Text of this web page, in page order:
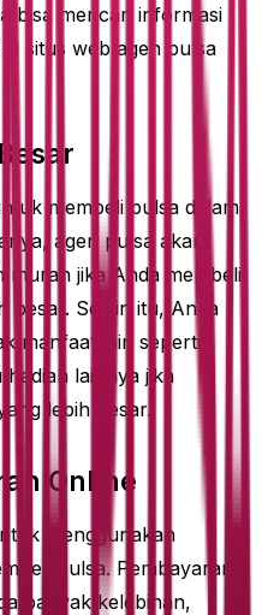
bisa mencari informasi
situs web agen pulsa
membeli pulsa dalam
agen pulsa akan
murah jika Anda membeli
besar. Selain itu, Anda
manfaat lain seperti
hadiah lainnya jika
lebih besar.
Online
menggunakan
pulsa. Pembayaran
banyak kelebihan,